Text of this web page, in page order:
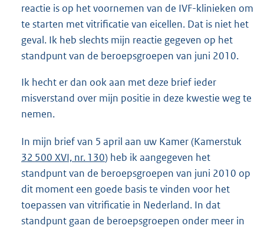
reactie is op het voornemen van de IVF-klinieken om
te starten met vitrificatie van eicellen. Dat is niet het
geval. Ik heb slechts mijn reactie gegeven op het
standpunt van de beroepsgroepen van juni 2010.
Ik hecht er dan ook aan met deze brief ieder
misverstand over mijn positie in deze kwestie weg te
nemen.
In mijn brief van 5 april aan uw Kamer (Kamerstuk
32 500 XVI, nr. 130) heb ik aangegeven het
standpunt van de beroepsgroepen van juni 2010 op
dit moment een goede basis te vinden voor het
toepassen van vitrificatie in Nederland. In dat
standpunt gaan de beroepsgroepen onder meer in